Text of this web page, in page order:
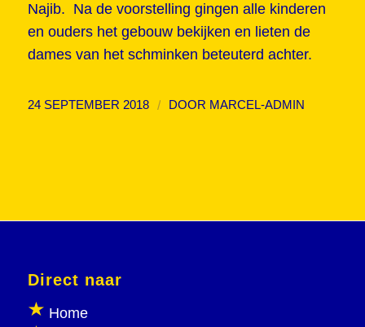
Najib. Na de voorstelling gingen alle kinderen
en ouders het gebouw bekijken en lieten de
dames van het schminken beteuterd achter.
24 SEPTEMBER 2018 / DOOR MARCEL-ADMIN
Direct naar
Home